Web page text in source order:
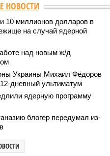
от уже сданного
Л» продолжают ждать от
достройки
сданного «Сказочного
Л» продолжают ждать от
реальной достройки
для дольщиков
«Сказочного леса» пайщики ЖК
компании Capital Group начала
сгенерировано ИИ)